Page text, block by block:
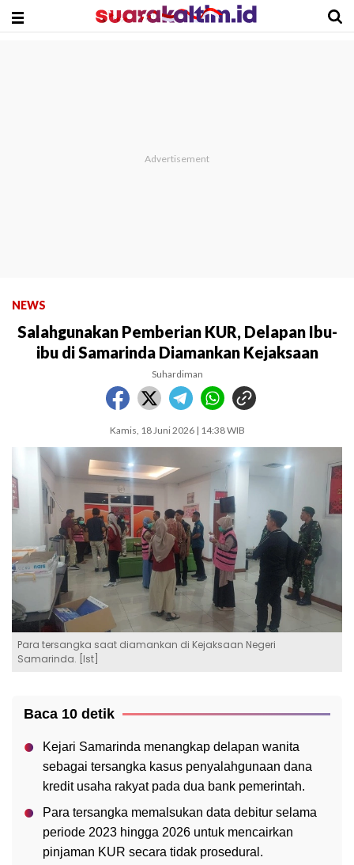
NEWS
Salahgunakan Pemberian KUR, Delapan Ibu-
ibu di Samarinda Diamankan Kejaksaan
Suhardiman
Kamis, 18 Juni 2026 | 14:38 WIB
Para tersangka saat diamankan di Kejaksaan Negeri
Samarinda. [Ist]
Baca 10 detik
Kejari Samarinda menangkap delapan wanita
sebagai tersangka kasus penyalahgunaan dana
kredit usaha rakyat pada dua bank pemerintah.
Para tersangka memalsukan data debitur selama
periode 2023 hingga 2026 untuk mencairkan
pinjaman KUR secara tidak prosedural.